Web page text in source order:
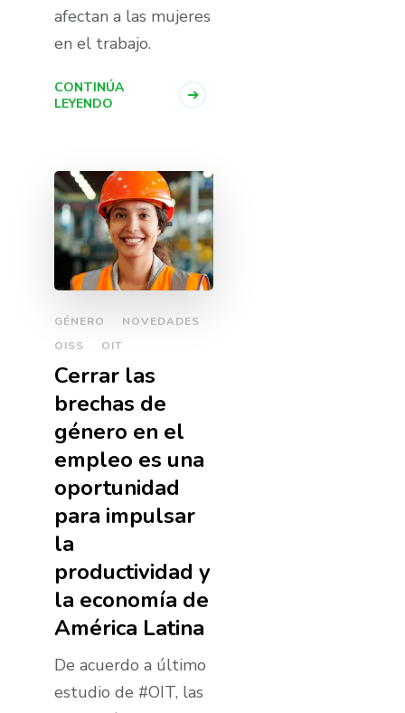
afectan a las mujeres
en el trabajo.
CONTINÚA
LEYENDO
GÉNERO
NOVEDADES
OISS
OIT
Cerrar las
brechas de
género en el
empleo es una
oportunidad
para impulsar
la
productividad y
la economí­a de
América Latina
De acuerdo a último
estudio de #OIT, las